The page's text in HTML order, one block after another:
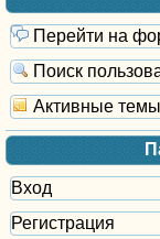
Перейти на
Поиск
Активные темы
Вход
Регистрация